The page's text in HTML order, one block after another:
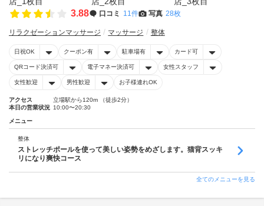
3.88 口コミ 11件 写真 28枚
リラクゼーションマッサージ マッサージ 整体
日祝OK クーポン有 駐車場有 カード可
QRコード決済可 電子マネー決済可 女性スタッフ
女性歓迎 男性歓迎 お子様連れOK
アクセス
立場駅から120m （徒歩2分）
本日の営業状況 10:00〜20:30
メニュー
整体
ストレッチポールを使って美しい姿勢をめざします。猫背スッキ
リになり爽快コース
全てのメニューを見る